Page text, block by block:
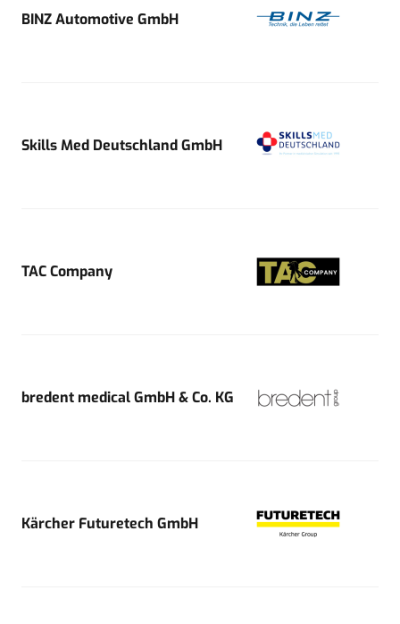
BINZ Automotive GmbH
Skills Med Deutschland GmbH
TAC Company
bredent medical GmbH & Co. KG
Kärcher Futuretech GmbH